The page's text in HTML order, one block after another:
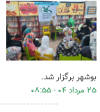
بوشهر برگزار شد.
۲۵ مرداد ۰۴ - ۰۸:۵۵